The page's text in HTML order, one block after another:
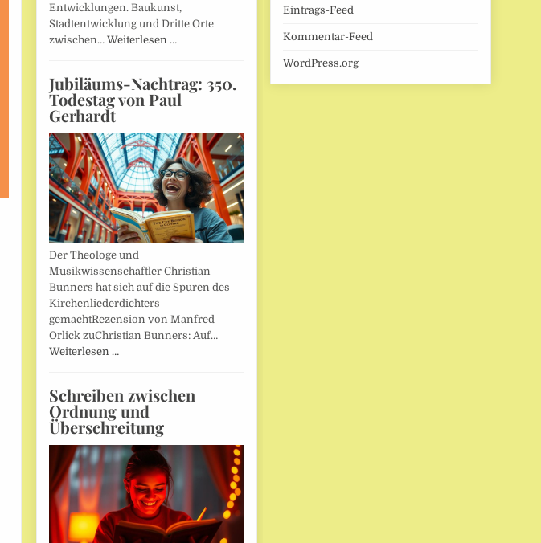
Entwicklungen. Baukunst,
Stadtentwicklung und Dritte Orte
zwischen… Weiterlesen …
Jubiläums-Nachtrag: 350.
Todestag von Paul
Gerhardt
Der Theologe und
Musikwissenschaftler Christian
Bunners hat sich auf die Spuren des
Kirchenliederdichters
gemachtRezension von Manfred
Orlick zuChristian Bunners: Auf…
Weiterlesen …
Schreiben zwischen
Ordnung und
Überschreitung
Eintrags-Feed
Kommentar-Feed
WordPress.org